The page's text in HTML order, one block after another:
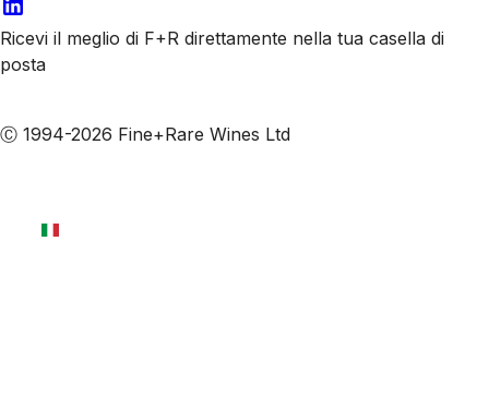
Ricevi il meglio di F+R direttamente nella tua casella di
posta
Ⓒ 1994-2026 Fine+Rare Wines Ltd